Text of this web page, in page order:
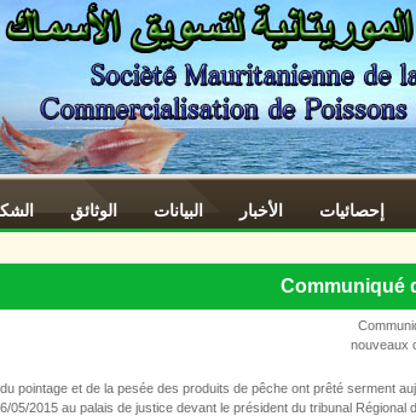
إحصائيات الأخبار البيانات الوثائق
Communiqué
pointage et de la pesée des produits de pêche ont prêté serment
05/2015 au palais de justice devant le président du tribunal Régional